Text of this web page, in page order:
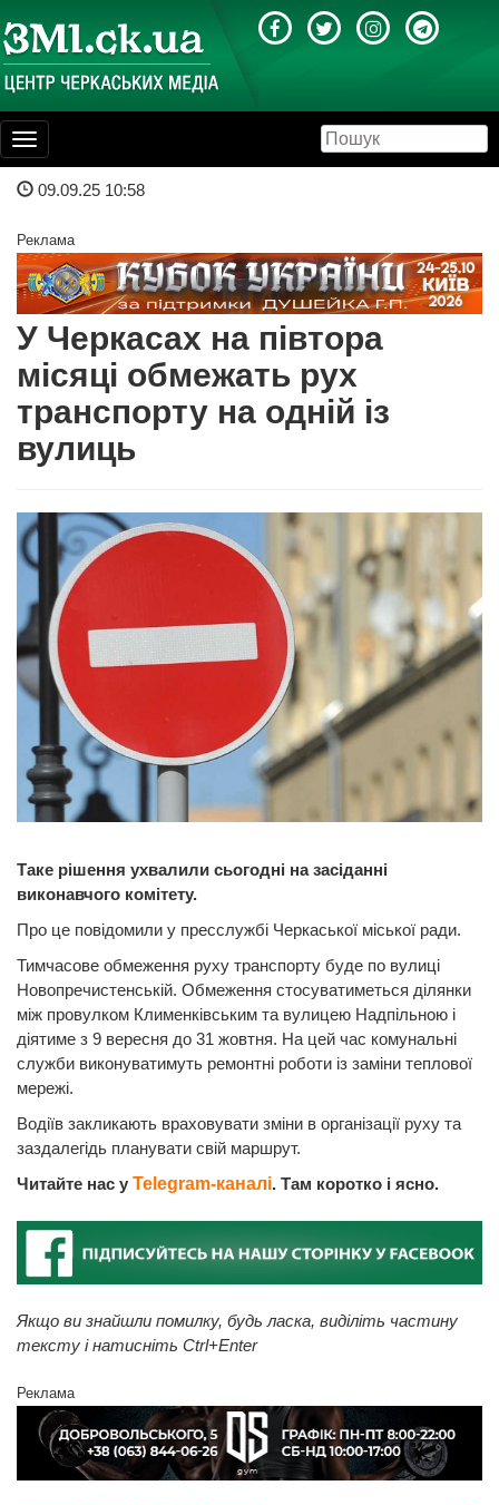
Toggle
navigation
09.09.25 10:58
Реклама
У Черкасах на півтора
місяці обмежать рух
транспорту на одній із
вулиць
Таке рішення ухвалили сьогодні на засіданні
виконавчого комітету.
Про це повідомили у пресслужбі Черкаської міської ради.
Тимчасове обмеження руху транспорту буде по вулиці
Новопречистенській. Обмеження стосуватиметься ділянки
між провулком Клименківським та вулицею Надпільною і
діятиме з 9 вересня до 31 жовтня. На цей час комунальні
служби виконуватимуть ремонтні роботи із заміни теплової
мережі.
Водіїв закликають враховувати зміни в організації руху та
заздалегідь планувати свій маршрут.
Читайте нас у Telegram-каналі. Там коротко і ясно.
Якщо ви знайшли помилку, будь ласка, виділіть частину
тексту і натисніть Ctrl+Enter
Реклама